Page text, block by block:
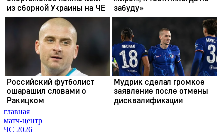
главная
матч-центр
ЧС 2026